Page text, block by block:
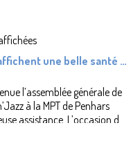
Les Aprèm’Jazz affichent une belle santé malgré une conjoncture
l’assemblée générale de
à la MPT de Penhars
assistance. L’occasion de